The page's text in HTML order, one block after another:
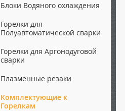
Блоки Водяного охлаждения
Горелки для
Полуавтоматической сварки
Горелки для Аргонодуговой
сварки
Плазменные резаки
Комплектующие к
Горелкам